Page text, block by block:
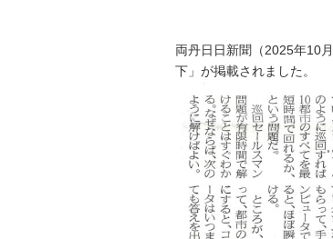
両丹日日新聞（2025年10
下」が掲載されました。